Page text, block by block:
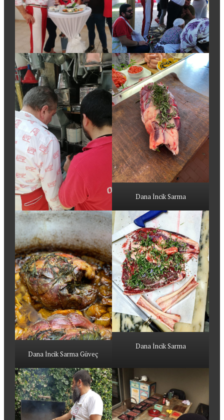
Dana İncik Sarma
Dana İncik Sarma Güveç
Dana İncik Sarma